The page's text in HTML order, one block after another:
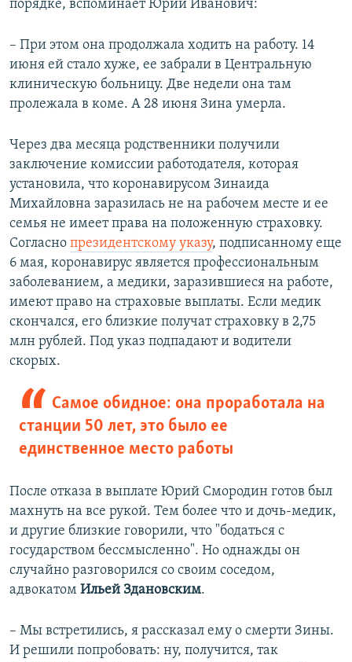
порядке, вспоминает Юрий Иванович:
– При этом она продолжала ходить на работу. 14
июня ей стало хуже, ее забрали в Центральную
клиническую больницу. Две недели она там
пролежала в коме. А 28 июня Зина умерла.
Через два месяца родственники получили
заключение комиссии работодателя, которая
установила, что коронавирусом Зинаида
Михайловна заразилась не на рабочем месте и ее
семья не имеет права на положенную страховку.
Согласно президентскому указу, подписанному еще
6 мая, коронавирус является профессиональным
заболеванием, а медики, заразившиеся на работе,
имеют право на страховые выплаты. Если медик
скончался, его близкие получат страховку в 2,75
млн рублей. Под указ подпадают и водители
скорых.
Самое обидное: она проработала на
станции 50 лет, это было ее
единственное место работы
После отказа в выплате Юрий Смородин готов был
махнуть на все рукой. Тем более что и дочь-медик,
и другие близкие говорили, что "бодаться с
государством бессмысленно". Но однажды он
случайно разговорился со своим соседом,
адвокатом Ильей Здановским.
– Мы встретились, я рассказал ему о смерти Зины.
И решили попробовать: ну, получится, так